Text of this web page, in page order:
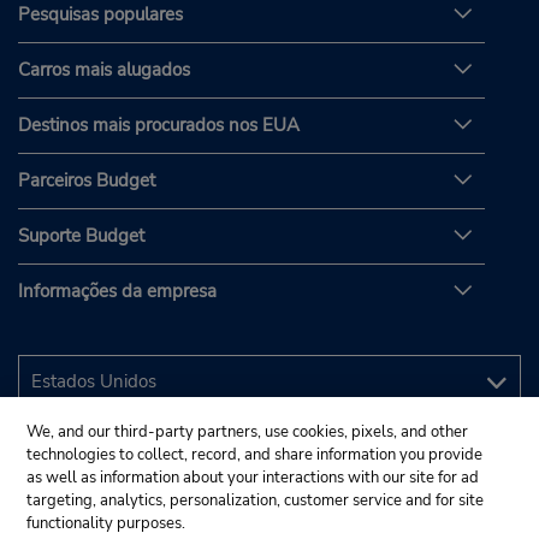
Pesquisas populares
Carros mais alugados
Destinos mais procurados nos EUA
Parceiros Budget
Suporte Budget
Informações da empresa
We, and our third-party partners, use cookies, pixels, and other
technologies to collect, record, and share information you provide
as well as information about your interactions with our site for ad
targeting, analytics, personalization, customer service and for site
functionality purposes.